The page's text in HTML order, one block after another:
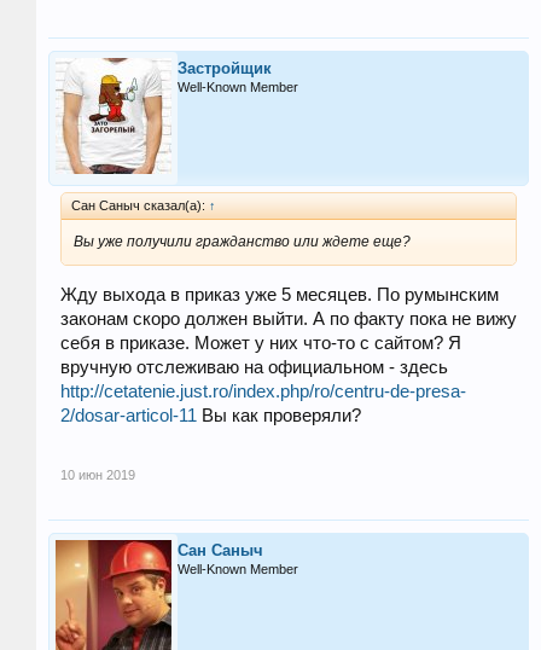
Застройщик
Well-Known Member
Сан Саныч сказал(а): ↑
Вы уже получили гражданство или ждете еще?
Жду выхода в приказ уже 5 месяцев. По румынским
законам скоро должен выйти. А по факту пока не вижу
себя в приказе. Может у них что-то с сайтом? Я
вручную отслеживаю на официальном - здесь
http://cetatenie.just.ro/index.php/ro/centru-de-presa-
2/dosar-articol-11 Вы как проверяли?
10 июн 2019
Сан Саныч
Well-Known Member